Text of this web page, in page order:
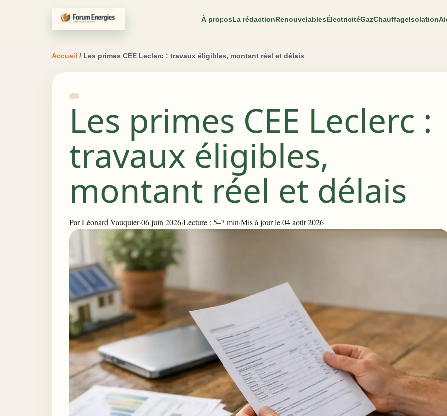
À proposLa rédactionRenouvelablesÉlectricitéGazChauffageIsolation
Accueil / Les primes CEE Leclerc : travaux éligibles, montant réel et délais
Les primes CEE Leclerc :
travaux éligibles,
montant réel et délais
ParLéonard Vauquier·06 juin 2026·Lecture : 5–7 min·Mis à jour le 04 août 2026